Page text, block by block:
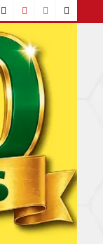
TikTokYouTube
Instagram
X